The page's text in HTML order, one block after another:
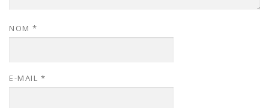
NOM *
E-MAIL *